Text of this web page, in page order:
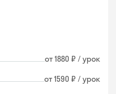
от 1880 ₽ / урок
от 1590 ₽ / урок